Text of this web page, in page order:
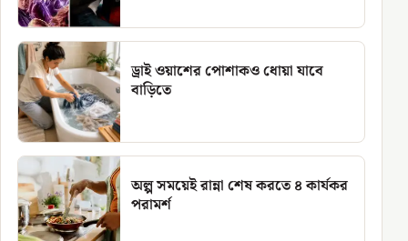
ড্রাই ওয়াশের পোশাকও ধোয়া যাবে
বাড়িতে
অল্প সময়েই রান্না শেষ করতে ৪ কার্যকর
পরামর্শ